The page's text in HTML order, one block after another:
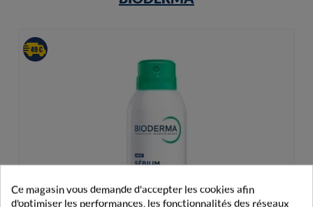
Ce magasin vous demande d'accepter les cookies afin
d'optimiser les performances, les fonctionnalités des réseaux